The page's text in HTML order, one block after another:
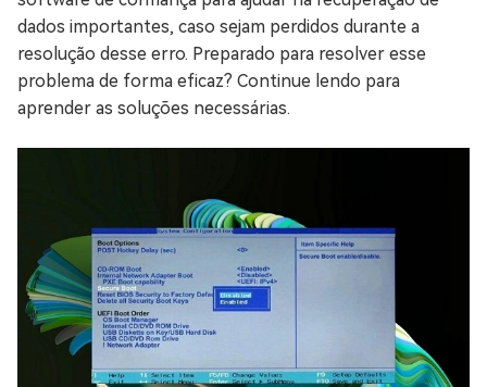
dados importantes, caso sejam perdidos durante a
resolução desse erro. Preparado para resolver esse
problema de forma eficaz? Continue lendo para
aprender as soluções necessárias.